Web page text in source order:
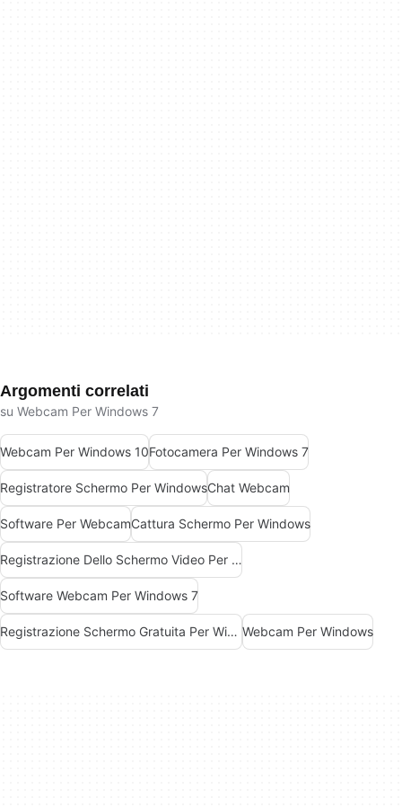
Argomenti correlati
su Webcam Per Windows 7
Webcam Per Windows 10Fotocamera Per Windows 7
Registratore Schermo Per WindowsChat Webcam
Software Per WebcamCattura Schermo Per Windows
Registrazione Dello Schermo Video Per Windows
Software Webcam Per Windows 7
Registrazione Schermo Gratuita Per Windows Webcam Per Windows